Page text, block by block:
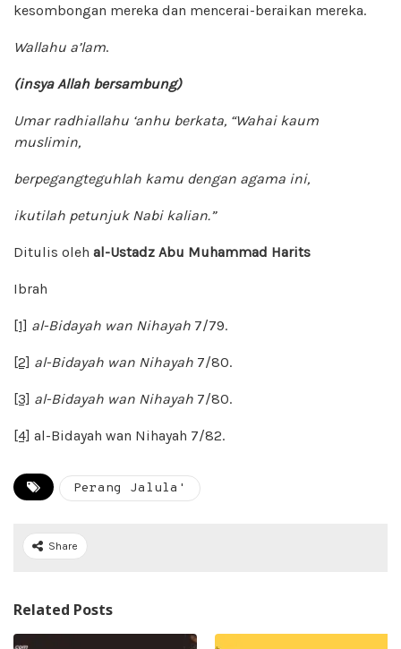
kesombongan mereka dan mencerai-beraikan mereka.
Wallahu a’lam.
(insya Allah bersambung)
Umar radhiallahu ‘anhu berkata, “Wahai kaum
muslimin,
berpegangteguhlah kamu dengan agama ini,
ikutilah petunjuk Nabi kalian.”
Ditulis oleh al-Ustadz Abu Muhammad Harits
Ibrah
[1] al-Bidayah wan Nihayah 7/79.
[2] al-Bidayah wan Nihayah 7/80.
[3] al-Bidayah wan Nihayah 7/80.
[4] al-Bidayah wan Nihayah 7/82.
Perang Jalula'
Share
Related Posts